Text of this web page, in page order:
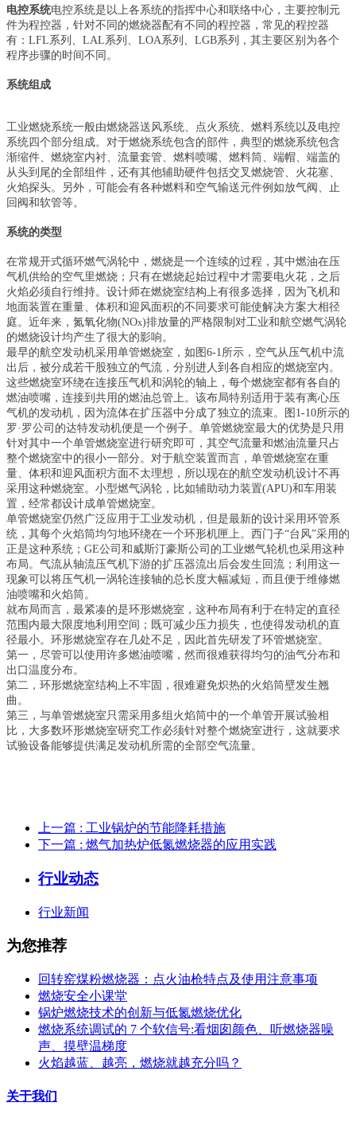
电控系统电控系统是以上各系统的指挥中心和联络中心，主要控制元
件为程控器，针对不同的燃烧器配有不同的程控器，常见的程控器
有：LFL系列、LAL系列、LOA系列、LGB系列，其主要区别为各个
程序步骤的时间不同。
系统组成
工业燃烧系统一般由燃烧器送风系统、
点火系统、燃料系统以及电控
系统四个部分组成。对于燃烧系统包含的部件，典型的燃烧系统包含
渐缩件、燃烧室内衬、流量套管、燃料喷嘴、燃料筒、端帽、端盖的
从头到尾的全部组件，还有其他辅助硬件包括交叉燃烧管、火花塞、
火焰探头。另外，可能会有各种燃料和空气输送元件例如放气阀、止
回阀和软管等。
系统的类型
在常规开式循环燃气涡轮中，燃烧是一个连续的过程，其中燃油在压
气机供给的空气里燃烧；只有在燃烧起始过程中才需要电火花，之后
火焰必须自行维持。设计师在燃烧室结构上有很多选择，因为飞机和
地面装置在重量、体积和迎风面积的不同要求可能使解决方案大相径
庭。近年来，氮氧化物(NOx)排放量的严格限制对工业和航空燃气涡轮
的燃烧设计均产生了很大的影响。
最早的航空发动机采用单管燃烧室，如图6-1所示，空气从压气机中流
出后，被分成若干股独立的气流，分别进人到各自相应的燃烧室内。
这些燃烧室环绕在连接压气机和涡轮的轴上，每个燃烧室都有各自的
燃油喷嘴，连接到共用的燃油总管上。该布局特别适用于装有离心压
气机的发动机，因为流体在扩压器中分成了独立的流束。图1-10所示的
罗·罗公司的达特发动机便是一个例子。单管燃烧室最大的优势是只用
针对其中一个单管燃烧室进行研究即可，其空气流量和燃油流量只占
整个燃烧室中的很小一部分。对于航空装置而言，单管燃烧室在重
量、体积和迎风面积方面不太理想，所以现在的航空发动机设计不再
采用这种燃烧室。小型燃气涡轮，比如辅助动力装置(APU)和车用装
置，经常都设计成单管燃烧室。
单管燃烧室仍然广泛应用于工业发动机，但是最新的设计采用环管系
统，其每个火焰筒均匀地环绕在一个环形机匣上。西门子“台风”采用的
正是这种系统；GE公司和威斯汀豪斯公司的工业燃气轮机也采用这种
布局。气流从轴流压气机下游的扩压器流出后会发生回流；利用这一
现象可以将压气机一涡轮连接轴的总长度大幅减短，而且便于维修燃
油喷嘴和火焰筒。
就布局而言，最紧凑的是环形燃烧室，这种布局有利于在特定的直径
范围内最大限度地利用空间；既可减少压力损失，也使得发动机的直
径最小。环形燃烧室存在几处不足，因此首先研发了环管燃烧室。
第一，尽管可以使用许多燃油喷嘴，然而很难获得均匀的油气分布和
出口温度分布。
第二，环形燃烧室结构上不牢固，很难避免炽热的火焰筒壁发生翘
曲。
第三，与单管燃烧室只需采用多组火焰筒中的一个单管开展试验相
比，大多数环形燃烧室研究工作必须针对整个燃烧室进行，这就要求
试验设备能够提供满足发动机所需的全部空气流量。
上一篇 : 工业锅炉的节能降耗措施
下一篇 : 燃气加热炉低氮燃烧器的应用实践
行业动态
行业新闻
为您推荐
回转窑煤粉燃烧器：点火油枪特点及使用注意事项
燃烧安全小课堂
锅炉燃烧技术的创新与低氮燃烧优化
燃烧系统调试的 7 个软信号:看烟囱颜色、听燃烧器噪
声、摸壁温梯度
火焰越蓝、越亮，燃烧就越充分吗？
关于我们